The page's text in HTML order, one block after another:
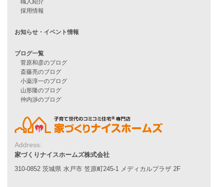
他社で無理だと言われた方へ
住宅ローンのよくある質問
Line Up
WOOD BOX
自由設計注文住宅
ハピネスシリーズ
Smart2030
Sシリーズ
家づくりナイスホームズの家づくり
エコハウス
耐震性能
家づくりの流れ
Address:
家づくりナイスホームズ株式会社
310-0852 茨城県 水戸市 笠原町245-1 メディカルプラザ 2F